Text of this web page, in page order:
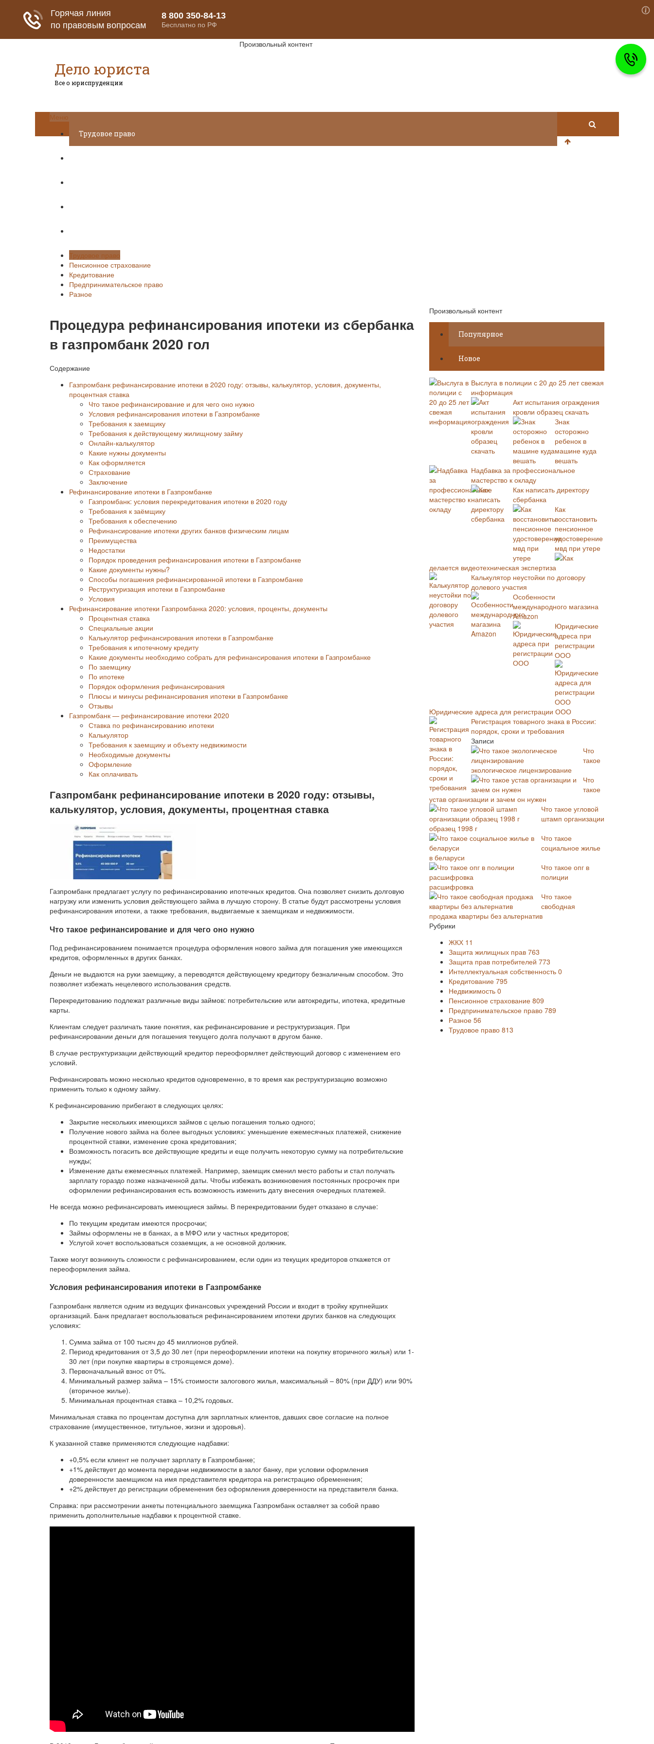
Дело юриста
Все о юриспруденции
Произвольный контент
Меню
Трудовое право
Трудовое право
Пенсионное страхование
Кредитование
Предпринимательское право
Разное
Процедура рефинансирования ипотеки из сбербанка
в газпромбанк 2020 гол
Содержание
Газпромбанк рефинансирование ипотеки в 2020 году: отзывы, калькулятор, условия, документы,
процентная ставка
Что такое рефинансирование и для чего оно нужно
Условия рефинансирования ипотеки в Газпромбанке
Требования к заемщику
Требования к действующему жилищному займу
Онлайн-калькулятор
Какие нужны документы
Как оформляется
Страхование
Заключение
Рефинансирование ипотеки в Газпромбанке
Газпромбанк: условия перекредитования ипотеки в 2020 году
Требования к заёмщику
Требования к обеспечению
Рефинансирование ипотеки других банков физическим лицам
Преимущества
Недостатки
Порядок проведения рефинансирования ипотеки в Газпромбанке
Какие документы нужны?
Способы погашения рефинансированной ипотеки в Газпромбанке
Реструктуризация ипотеки в Газпромбанке
Условия
Рефинансирование ипотеки Газпромбанка 2020: условия, проценты, документы
Процентная ставка
Специальные акции
Калькулятор рефинансирования ипотеки в Газпромбанке
Требования к ипотечному кредиту
Какие документы необходимо собрать для рефинансирования ипотеки в Газпромбанке
По заемщику
По ипотеке
Порядок оформления рефинансирования
Плюсы и минусы рефинансирования ипотеки в Газпромбанке
Отзывы
Газпромбанк — рефинансирование ипотеки 2020
Ставка по рефинансированию ипотеки
Калькулятор
Требования к заемщику и объекту недвижимости
Необходимые документы
Оформление
Как оплачивать
Газпромбанк рефинансирование ипотеки в 2020 году: отзывы,
калькулятор, условия, документы, процентная ставка
Газпромбанк предлагает услугу по рефинансированию ипотечных кредитов. Она позволяет снизить долговую
нагрузку или изменить условия действующего займа в лучшую сторону. В статье будут рассмотрены условия
рефинансирования ипотеки, а также требования, выдвигаемые к заемщикам и недвижимости.
Что такое рефинансирование и для чего оно нужно
Под рефинансированием понимается процедура оформления нового займа для погашения уже имеющихся
кредитов, оформленных в других банках.
Деньги не выдаются на руки заемщику, а переводятся действующему кредитору безналичным способом. Это
позволяет избежать нецелевого использования средств.
Перекредитованию подлежат различные виды займов: потребительские или автокредиты, ипотека, кредитные
карты.
Клиентам следует различать такие понятия, как рефинансирование и реструктуризация. При
рефинансировании деньги для погашения текущего долга получают в другом банке.
В случае реструктуризации действующий кредитор переоформляет действующий договор с изменением его
условий.
Рефинансировать можно несколько кредитов одновременно, в то время как реструктуризацию возможно
применить только к одному займу.
К рефинансированию прибегают в следующих целях:
Закрытие нескольких имеющихся займов с целью погашения только одного;
Получение нового займа на более выгодных условиях: уменьшение ежемесячных платежей, снижение
процентной ставки, изменение срока кредитования;
Возможность погасить все действующие кредиты и еще получить некоторую сумму на потребительские
нужды;
Изменение даты ежемесячных платежей. Например, заемщик сменил место работы и стал получать
зарплату гораздо позже назначенной даты. Чтобы избежать возникновения постоянных просрочек при
оформлении рефинансирования есть возможность изменить дату внесения очередных платежей.
Не всегда можно рефинансировать имеющиеся займы. В перекредитовании будет отказано в случае:
По текущим кредитам имеются просрочки;
Займы оформлены не в банках, а в МФО или у частных кредиторов;
Услугой хочет воспользоваться созаемщик, а не основной должник.
Также могут возникнуть сложности с рефинансированием, если один из текущих кредиторов откажется от
переоформления займа.
Условия рефинансирования ипотеки в Газпромбанке
Газпромбанк является одним из ведущих финансовых учреждений России и входит в тройку крупнейших
организаций. Банк предлагает воспользоваться рефинансированием ипотеки других банков на следующих
условиях:
Сумма займа от 100 тысяч до 45 миллионов рублей.
Период кредитования от 3,5 до 30 лет (при переоформлении ипотеки на покупку вторичного жилья) или 1-
30 лет (при покупке квартиры в строящемся доме).
Первоначальный взнос от 0%.
Минимальный размер займа – 15% стоимости залогового жилья, максимальный – 80% (при ДДУ) или 90%
(вторичное жилье).
Минимальная процентная ставка – 10,2% годовых.
Минимальная ставка по процентам доступна для зарплатных клиентов, давших свое согласие на полное
страхование (имущественное, титульное, жизни и здоровья).
К указанной ставке применяются следующие надбавки:
+0,5% если клиент не получает зарплату в Газпромбанке;
+1% действует до момента передачи недвижимости в залог банку, при условии оформления
доверенности заемщиком на имя представителя кредитора на регистрацию обременения;
+2% действует до регистрации обременения без оформления доверенности на представителя банка.
Справка: при рассмотрении анкеты потенциального заемщика Газпромбанк оставляет за собой право
применить дополнительные надбавки к процентной ставке.
Произвольный контент
Популярное
Новое
Выслуга в полиции с 20 до 25 лет свежая
информация
Акт испытания ограждения
кровли образец скачать
Знак
осторожно
ребенок в
машине куда
вешать
Надбавка за профессиональное
мастерство к окладу
Как написать директору
сбербанка
Как
восстановить
пенсионное
удостоверение
мвд при утере
Как
делается видеотехническая экспертиза
Калькулятор неустойки по договору
долевого участия
Особенности
международного магазина
Amazon
Юридические
адреса при
регистрации
ООО
Юридические адреса для регистрации ООО
Регистрация товарного знака в России:
порядок, сроки и требования
Записи
Что
такое
экологическое лицензирование
Что
такое
устав организации и зачем он нужен
Что такое угловой
штамп организации
образец 1998 г
Что такое
социальное жилье
в беларуси
Что такое опг в
полиции
расшифровка
Что такое
свободная
продажа квартиры без альтернатив
Рубрики
ЖКХ 11
Защита жилищных прав 763
Защита прав потребителей 773
Интеллектуальная собственность 0
Кредитование 795
Недвижимость 0
Пенсионное страхование 809
Предпринимательское право 789
Разное 56
Трудовое право 813